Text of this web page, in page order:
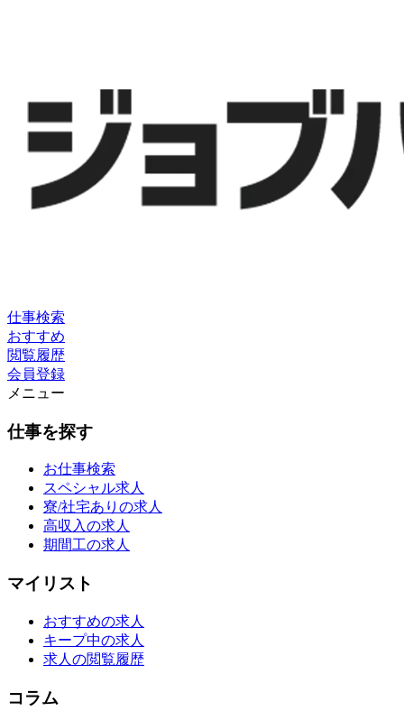
仕事検索
おすすめ
閲覧履歴
会員登録
メニュー
仕事を探す
お仕事検索
スペシャル求人
寮/社宅ありの求人
高収入の求人
期間工の求人
マイリスト
おすすめの求人
キープ中の求人
求人の閲覧履歴
コラム